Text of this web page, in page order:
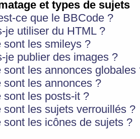
et types de sujets
ce que le BBCode ?
je utiliser du HTML ?
sont les smileys ?
je publier des images ?
sont les annonces globales
sont les annonces ?
sont les posts-it ?
sont les sujets verrouillés ?
sont les icônes de sujets ?